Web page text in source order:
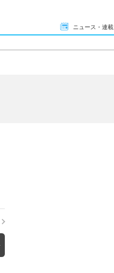
ニュース・連載